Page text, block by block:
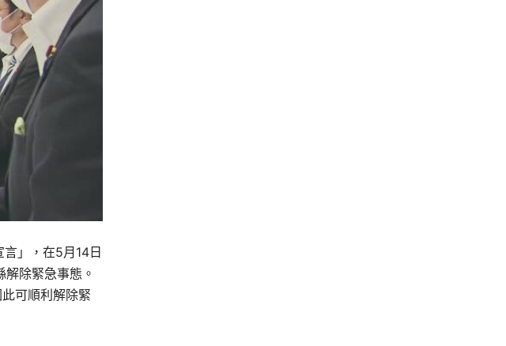
」，在5月14日
除緊急事態。
可順利解除緊